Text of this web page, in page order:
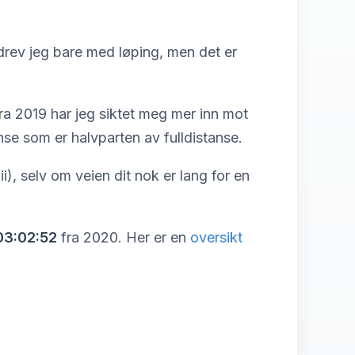
jeg bare med løping, men det er
2019 har jeg siktet meg mer inn mot
som er halvparten av fulldistanse.
selv om veien dit nok er lang for en
fra 2020. Her er en oversikt